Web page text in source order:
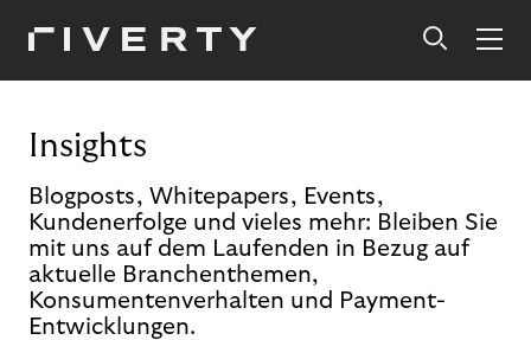
Insights
Blogposts, Whitepapers, Events,
Kundenerfolge und vieles mehr: Bleiben Sie
mit uns auf dem Laufenden in Bezug auf
aktuelle Branchenthemen,
Konsumentenverhalten und Payment-
Entwicklungen.